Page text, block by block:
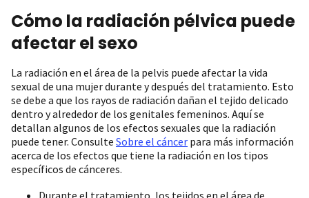
Cómo la radiación pélvica puede
afectar el sexo
La radiación en el área de la pelvis puede afectar la vida
sexual de una mujer durante y después del tratamiento. Esto
se debe a que los rayos de radiación dañan el tejido delicado
dentro y alrededor de los genitales femeninos. Aquí se
detallan algunos de los efectos sexuales que la radiación
puede tener. Consulte Sobre el cáncer para más información
acerca de los efectos que tiene la radiación en los tipos
específicos de cánceres.
Durante el tratamiento, los tejidos en el área de